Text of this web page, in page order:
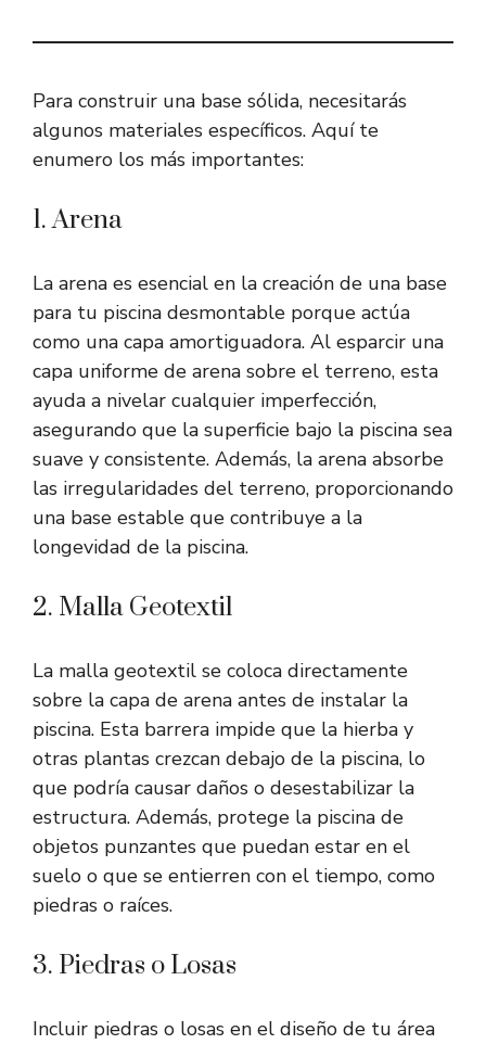
Para construir una base sólida, necesitarás
algunos materiales específicos. Aquí te
enumero los más importantes:
1. Arena
La arena es esencial en la creación de una base
para tu piscina desmontable porque actúa
como una capa amortiguadora. Al esparcir una
capa uniforme de arena sobre el terreno, esta
ayuda a nivelar cualquier imperfección,
asegurando que la superficie bajo la piscina sea
suave y consistente. Además, la arena absorbe
las irregularidades del terreno, proporcionando
una base estable que contribuye a la
longevidad de la piscina.
2. Malla Geotextil
La malla geotextil se coloca directamente
sobre la capa de arena antes de instalar la
piscina. Esta barrera impide que la hierba y
otras plantas crezcan debajo de la piscina, lo
que podría causar daños o desestabilizar la
estructura. Además, protege la piscina de
objetos punzantes que puedan estar en el
suelo o que se entierren con el tiempo, como
piedras o raíces.
3. Piedras o Losas
Incluir piedras o losas en el diseño de tu área